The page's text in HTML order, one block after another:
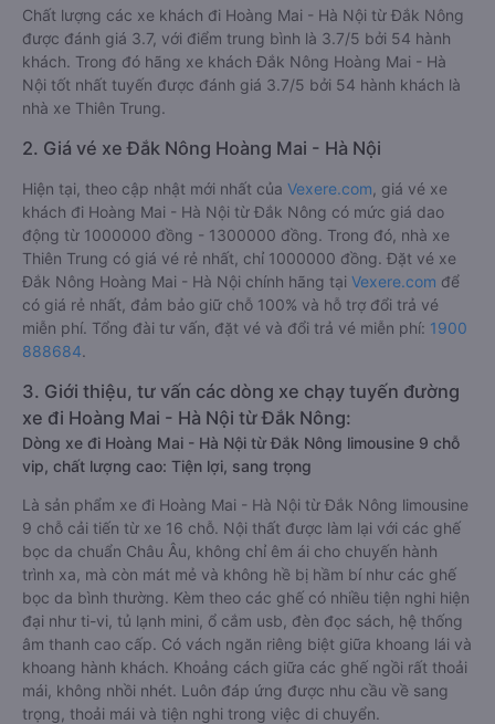
Chất lượng các xe khách đi Hoàng Mai - Hà Nội từ Đắk Nông
được đánh giá 3.7, với điểm trung bình là 3.7/5 bởi 54 hành
khách. Trong đó hãng xe khách Đắk Nông Hoàng Mai - Hà
Nội tốt nhất tuyến được đánh giá 3.7/5 bởi 54 hành khách là
nhà xe Thiên Trung.
2. Giá vé xe Đắk Nông Hoàng Mai - Hà Nội
Hiện tại, theo cập nhật mới nhất của Vexere.com , giá vé xe
khách đi Hoàng Mai - Hà Nội từ Đắk Nông có mức giá dao
động từ 1000000 đồng - 1300000 đồng. Trong đó, nhà xe
Thiên Trung có giá vé rẻ nhất, chỉ 1000000 đồng. Đặt vé xe
Đắk Nông Hoàng Mai - Hà Nội chính hãng tại Vexere.com để
có giá rẻ nhất, đảm bảo giữ chỗ 100% và hỗ trợ đổi trả vé
miễn phí. Tổng đài tư vấn, đặt vé và đổi trả vé miễn phí: 1900
888684.
3. Giới thiệu, tư vấn các dòng xe chạy tuyến đường
xe đi Hoàng Mai - Hà Nội từ Đắk Nông:
Dòng xe đi Hoàng Mai - Hà Nội từ Đắk Nông limousine 9 chỗ
vip, chất lượng cao: Tiện lợi, sang trọng
Là sản phẩm xe đi Hoàng Mai - Hà Nội từ Đắk Nông limousine
9 chỗ cải tiến từ xe 16 chỗ. Nội thất được làm lại với các ghế
bọc da chuẩn Châu Âu, không chỉ êm ái cho chuyến hành
trình xa, mà còn mát mẻ và không hề bị hầm bí như các ghế
bọc da bình thường. Kèm theo các ghế có nhiều tiện nghi hiện
đại như ti-vi, tủ lạnh mini, ổ cắm usb, đèn đọc sách, hệ thống
âm thanh cao cấp. Có vách ngăn riêng biệt giữa khoang lái và
khoang hành khách. Khoảng cách giữa các ghế ngồi rất thoải
mái, không nhồi nhét. Luôn đáp ứng được nhu cầu về sang
trọng, thoải mái và tiện nghi trong việc di chuyển.